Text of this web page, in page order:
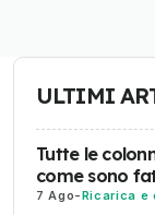
ULTIMI
Tutte le
come sono
7 Ago-Ricarica e